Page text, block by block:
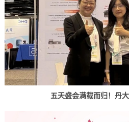
五天盛会满载而归！丹